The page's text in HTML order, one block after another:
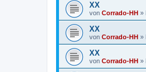
XX
von Corrado-HH »
XX
von Corrado-HH »
XX
von Corrado-HH »